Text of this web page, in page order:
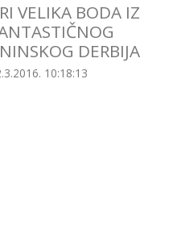
VELIKA BODA IZ
DERBIJA
10:18:13